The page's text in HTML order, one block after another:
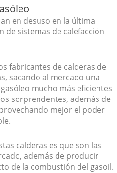
en desuso en la última
de sistemas de calefacción
fabricantes de calderas de
sacando al mercado una
mucho más eficientes
sorprendentes, además de
mejor el poder
calderas es que son las
además de producir
de la combustión del gasoil.